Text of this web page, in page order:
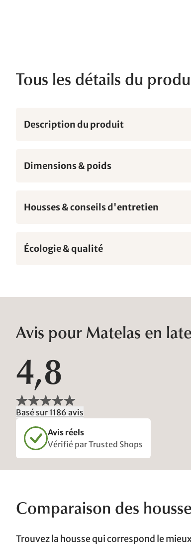
Tous les détails du
Description du produit
Dimensions & poids
Housses & conseils d'entretien
Écologie & qualité
Avis pour Matelas en
4,8
Basé sur 1186 avis
Avis réels
Vérifié par Trusted Shops
Comparaison des
Trouvez la housse qui correspond le